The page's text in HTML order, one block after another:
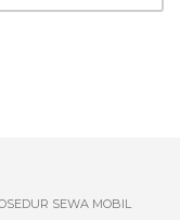
SEWA MOBIL